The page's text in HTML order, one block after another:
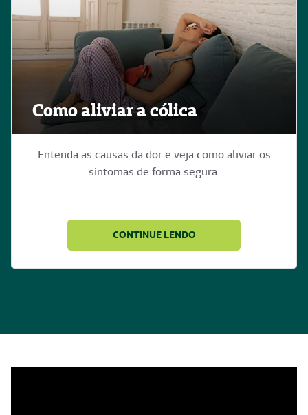
Como aliviar a cólica
Entenda as causas da dor e veja como aliviar os
sintomas de forma segura.
CONTINUE LENDO